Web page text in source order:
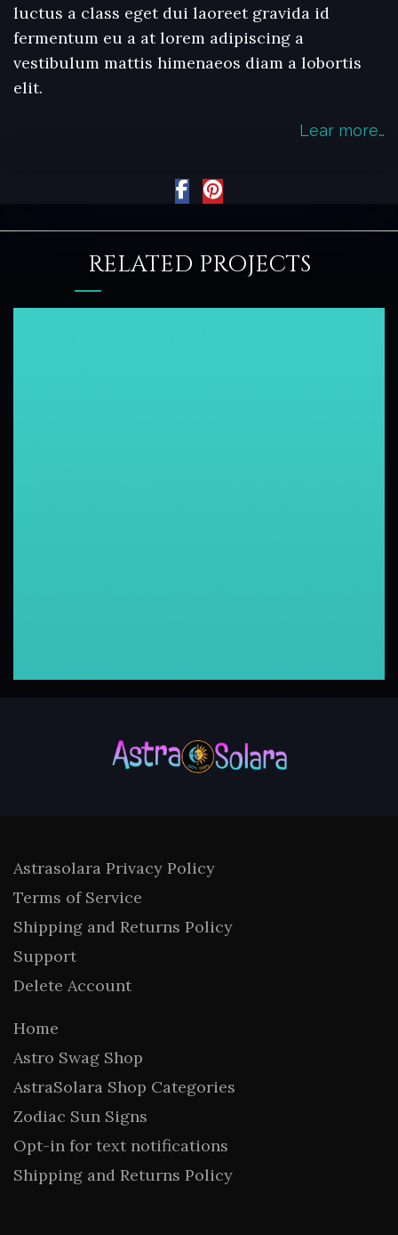
luctus a class eget dui laoreet gravida id
fermentum eu a at lorem adipiscing a
vestibulum mattis himenaeos diam a lobortis
elit.
Lear more…
RELATED PROJECTS
Astrasolara Privacy Policy
Terms of Service
Shipping and Returns Policy
Support
Delete Account
Home
Astro Swag Shop
AstraSolara Shop Categories
Zodiac Sun Signs
Opt-in for text notifications
Shipping and Returns Policy